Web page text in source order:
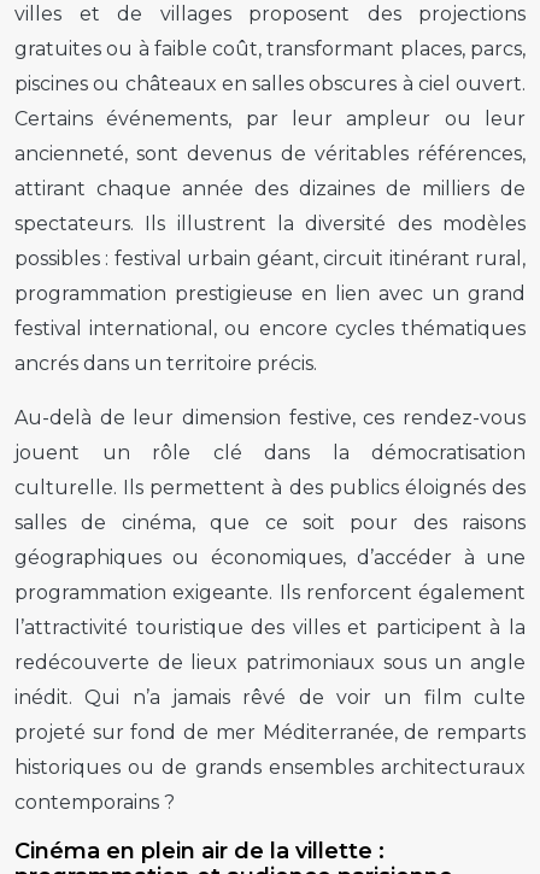
villes et de villages proposent des projections
gratuites ou à faible coût, transformant places, parcs,
piscines ou châteaux en salles obscures à ciel ouvert.
Certains événements, par leur ampleur ou leur
ancienneté, sont devenus de véritables références,
attirant chaque année des dizaines de milliers de
spectateurs. Ils illustrent la diversité des modèles
possibles : festival urbain géant, circuit itinérant rural,
programmation prestigieuse en lien avec un grand
festival international, ou encore cycles thématiques
ancrés dans un territoire précis.
Au-delà de leur dimension festive, ces rendez-vous
jouent un rôle clé dans la démocratisation
culturelle. Ils permettent à des publics éloignés des
salles de cinéma, que ce soit pour des raisons
géographiques ou économiques, d’accéder à une
programmation exigeante. Ils renforcent également
l’attractivité touristique des villes et participent à la
redécouverte de lieux patrimoniaux sous un angle
inédit. Qui n’a jamais rêvé de voir un film culte
projeté sur fond de mer Méditerranée, de remparts
historiques ou de grands ensembles architecturaux
contemporains ?
Cinéma en plein air de la villette :